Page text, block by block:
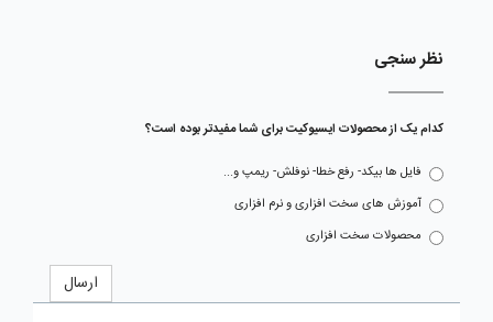
نظر سنجی
کدام یک از محصولات ایسیوکیت برای شما مفیدتر بوده است؟
فایل ها بیکد- رفع خطا- نوفلش- ریمپ و...
آموزش های سخت افزاری و نرم افزاری
محصولات سخت افزاری
ارسال